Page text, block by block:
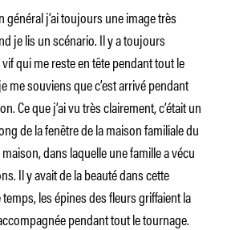
général j’ai toujours une image très
je lis un scénario. Il y a toujours
qui me reste en tête pendant tout le
me souviens que c’est arrivé pendant
Ce que j’ai vu très clairement, c’était un
de la fenêtre de la maison familiale du
dans laquelle une famille a vécu
Il y avait de la beauté dans cette
les épines des fleurs griffaient la
pendant tout le tournage.